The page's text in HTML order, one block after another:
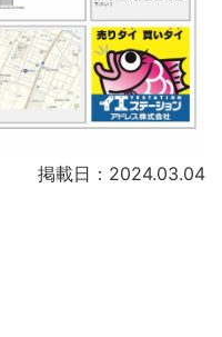
掲載日：2024.03.04